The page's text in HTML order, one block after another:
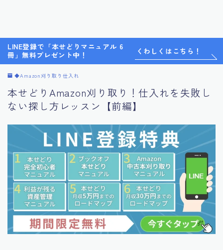
LINE登録で「本せどりマニュアル 6
冊」無料プレゼント中！
くわしくはこちら！
◆Amazon刈り取り仕入れ
本せどりAmazon刈り取り！仕入れを失敗し
ない探し方レッスン【前編】